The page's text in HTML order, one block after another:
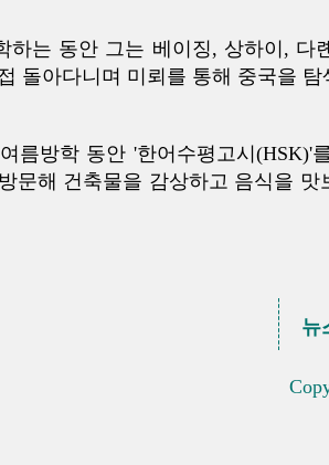
하는 동안 그는 베이징, 상하이,
돌아다니며 미뢰를 통해 중국을 탐
름방학 동안 '한어수평고시(HSK)'
문해 건축물을 감상하고 음식을
뉴